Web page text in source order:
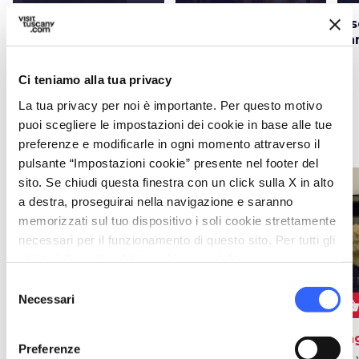
Ci teniamo alla tua privacy
La tua privacy per noi è importante. Per questo motivo
puoi scegliere le impostazioni dei cookie in base alle tue
preferenze e modificarle in ogni momento attraverso il
pulsante “Impostazioni cookie” presente nel footer del
sito. Se chiudi questa finestra con un click sulla X in alto
a destra, proseguirai nella navigazione e saranno
memorizzati sul tuo dispositivo i soli cookie strettamente
necessari per il funzionamento di questo sito. Per tutti gli
delNecessari
Preferenze
Chiesa di San
Eventi map Vedi su mappa
event ALTRI EVENTI
favorite_border
Teatro delle Rocce
favorite_border